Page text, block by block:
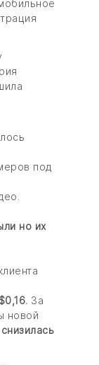
под
но их
За
новой
снизилась